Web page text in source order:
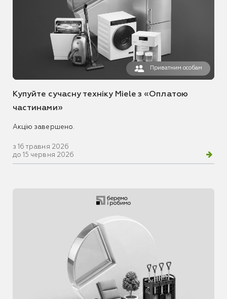
Приватним особам
Купуйте сучасну техніку Miele з «Оплатою
частинами»
Акцію завершено.
з 16 травня 2026
до 15 червня 2026